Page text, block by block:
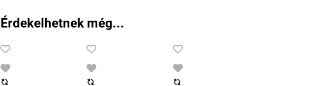
Érdekelhetnek még...